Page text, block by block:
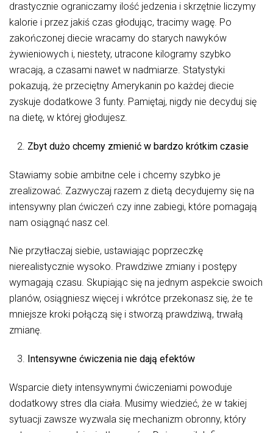
drastycznie ograniczamy ilość jedzenia i skrzętnie liczymy
kalorie i przez jakiś czas głodując, tracimy wagę. Po
zakończonej diecie wracamy do starych nawyków
żywieniowych i, niestety, utracone kilogramy szybko
wracają, a czasami nawet w nadmiarze. Statystyki
pokazują, że przeciętny Amerykanin po każdej diecie
zyskuje dodatkowe 3 funty. Pamiętaj, nigdy nie decyduj się
na dietę, w której głodujesz.
Zbyt dużo chcemy zmienić w bardzo krótkim czasie
Stawiamy sobie ambitne cele i chcemy szybko je
zrealizować. Zazwyczaj razem z dietą decydujemy się na
intensywny plan ćwiczeń czy inne zabiegi, które pomagają
nam osiągnąć nasz cel.
Nie przytłaczaj siebie, ustawiając poprzeczkę
nierealistycznie wysoko. Prawdziwe zmiany i postępy
wymagają czasu. Skupiając się na jednym aspekcie swoich
planów, osiągniesz więcej i wkrótce przekonasz się, że te
mniejsze kroki połączą się i stworzą prawdziwą, trwałą
zmianę.
Intensywne ćwiczenia nie dają efektów
Wsparcie diety intensywnymi ćwiczeniami powoduje
dodatkowy stres dla ciała. Musimy wiedzieć, że w takiej
sytuacji zawsze wyzwala się mechanizm obronny, który